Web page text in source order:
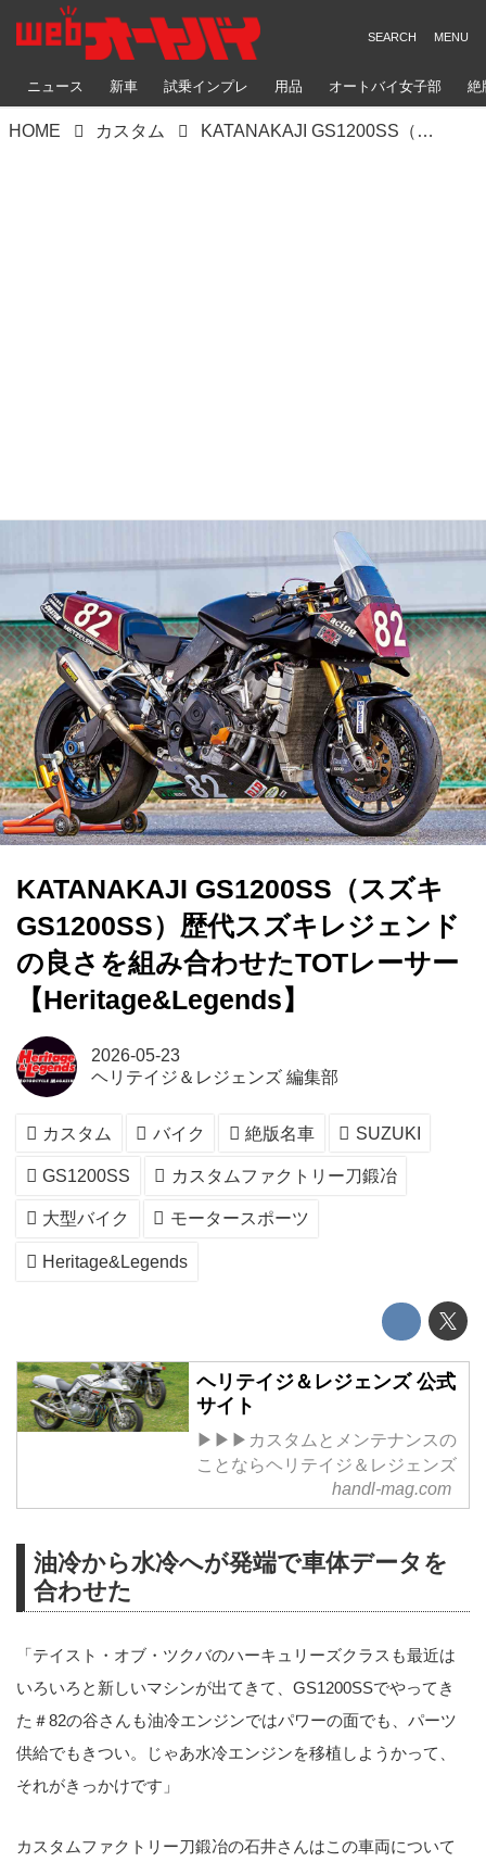
ニュース 新車 試乗インプレ 用品 オートバイ女子部 絶
HOME カスタム KATANAKAJI GS1200SS（スズキGS1200SS）歴代スズキレジェンドの良さを組み合わせたTOTレーサー【Heritage&Legends】
KATANAKAJI GS1200SS（スズキ
GS1200SS）歴代スズキレジェンド
の良さを組み合わせたTOTレーサー
【Heritage&Legends】
2026-05-23
ヘリテイジ＆レジェンズ 編集部
カスタム バイク 絶版名車 SUZUKI
GS1200SS カスタムファクトリー刀鍛冶
大型バイク モータースポーツ
Heritage&Legends
ヘリテイジ＆レジェンズ 公式
サイト
▶▶▶カスタムとメンテナンスの
ことならヘリテイジ＆レジェンズ
handl-mag.com
油冷から水冷へが発端で車体データを
合わせた
「テイスト・オブ・ツクバのハーキュリーズクラスも最近は
いろいろと新しいマシンが出てきて、GS1200SSでやってき
た＃82の谷さんも油冷エンジンではパワーの面でも、パーツ
供給でもきつい。じゃあ水冷エンジンを移植しようかって、
それがきっかけです」
カスタムファクトリー刀鍛冶の石井さんはこの車両について